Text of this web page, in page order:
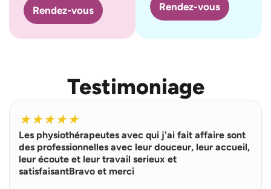
Rendez-vous Rendez-vous
Testimoniage
★★★★★
Les physiothérapeutes avec qui j'ai fait affaire sont
des professionnelles avec leur douceur, leur accueil,
leur écoute et leur travail serieux et
satisfaisantBravo et merci
L